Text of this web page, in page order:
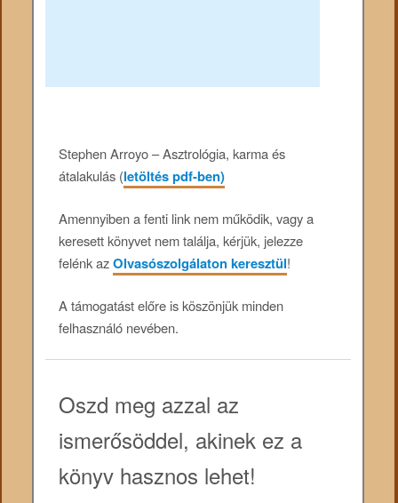
Stephen Arroyo – Asztrológia, karma és
átalakulás (letöltés pdf-ben)
Amennyiben a fenti link nem működik, vagy a
keresett könyvet nem találja, kérjük, jelezze
felénk azOlvasószolgálaton keresztül!
A támogatást előre is köszönjük minden
felhasználó nevében.
Oszd meg azzal az
ismerősöddel, akinek ez a
könyv hasznos lehet!